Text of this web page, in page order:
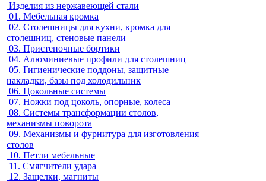
Изделия из нержавеющей стали
01. Мебельная кромка
02. Столешницы для кухни, кромка для
столешниц, стеновые панели
03. Пристеночные бортики
04. Алюминиевые профили для столешниц
05. Гигиенические поддоны, защитные
накладки, базы под холодильник
06. Цокольные системы
07. Ножки под цоколь, опорные, колеса
08. Системы трансформации столов,
механизмы поворота
09. Механизмы и фурнитура для изготовления
столов
10. Петли мебельные
11. Смягчители удара
12. Защелки, магниты